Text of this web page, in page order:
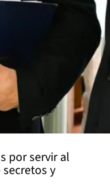
por servir al
y